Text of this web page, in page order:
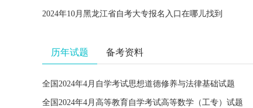
2024年10月黑龙江省自考大专报名入口在哪儿找到
历年试题 备考资料
全国2024年4月自学考试思想道德修养与法律基础试题
全国2024年4月高等教育自学考试高等数学（工专）试题